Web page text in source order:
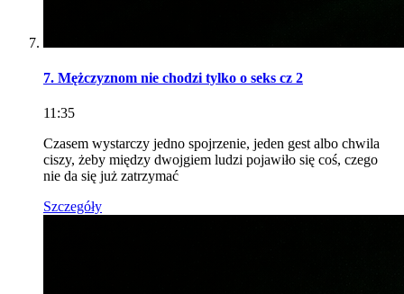
7. Mężczyznom nie chodzi tylko o seks cz 2
11:35
Czasem wystarczy jedno spojrzenie, jeden gest albo chwila
ciszy, żeby między dwojgiem ludzi pojawiło się coś, czego
nie da się już zatrzymać
Szczegóły